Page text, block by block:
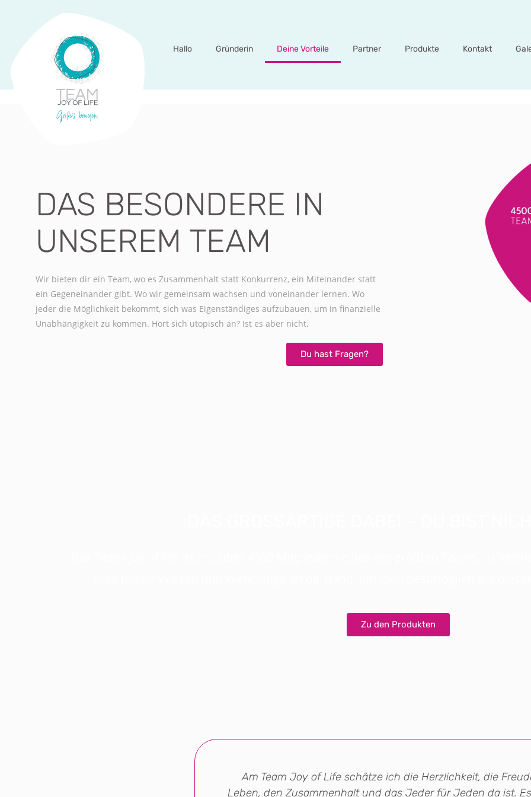
Hallo Gründerin Deine Vorteile Partner Produkte Kontakt
DAS BESONDERE IN
UNSEREM TEAM
Wir bieten dir ein Team, wo es Zusammenhalt statt Konkurrenz, ein Miteinander statt
ein Gegeneinander gibt. Wo wir gemeinsam wachsen und voneinander lernen. Wo
jeder die Möglichkeit bekommt, sich was Eigenständiges auf­zubauen, um in finanzielle
Unabhängigkeit zu kommen. Hört sich utopisch an? Ist es aber nicht.
Du hast Fragen?
Zu den Produkten
Am Team Joy of Life schätze ich die Herzlichkeit, die
Leben, den Zusammenhalt und das Jeder für Jeden da ist.